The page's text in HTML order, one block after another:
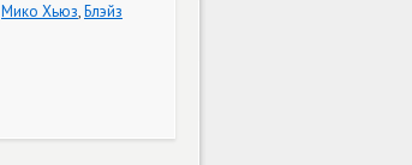
Мико Хьюз,Блэйз